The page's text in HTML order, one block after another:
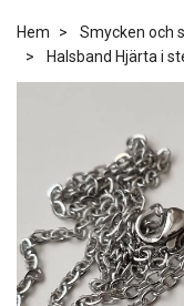
Hem Smycken och
Halsband Hjärta i